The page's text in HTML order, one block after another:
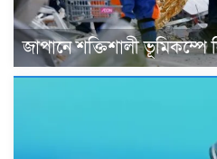
জাপানে শক্তিশালী ভূমিকম্পে